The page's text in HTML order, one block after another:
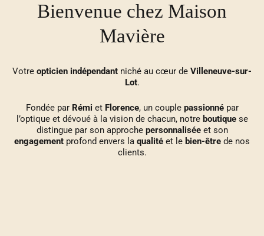
Bienvenue chez Maison
Mavière
Votre opticien indépendant niché au cœur de Villeneuve-sur-
Lot.
Fondée par Rémi et Florence, un couple passionnépar
l’optique et dévoué à la vision de chacun, notre boutiquese
distingue par son approche personnaliséeet son
engagement profond envers la qualité et le bien-être de nos
clients.